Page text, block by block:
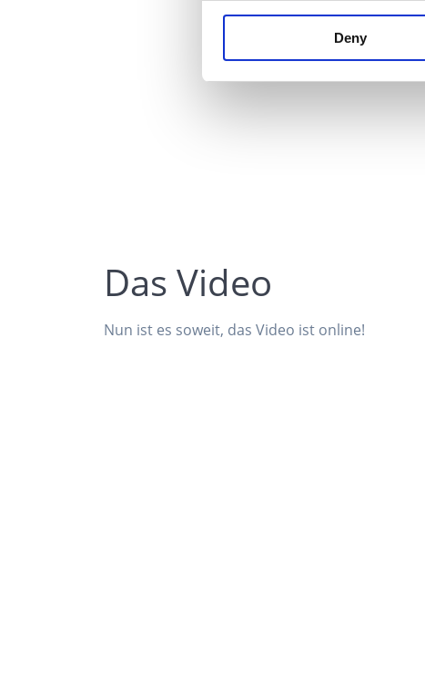
Deny
Das Video
Nun ist es soweit, das Video ist online!